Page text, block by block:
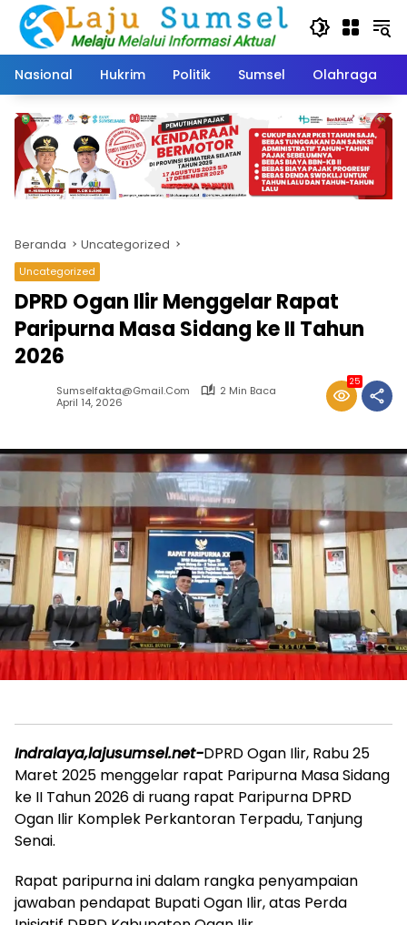
Langsung
konten
Nasional
Hukrim Politik Sumsel Olahraga
Beranda Uncategorized
Uncategorized
DPRD Ogan Ilir Menggelar Rapat
Paripurna Masa Sidang ke II Tahun
2026
Sumselfakta@gmail.com
2 Min Baca
April 14, 2026
25
Indralaya,lajusumsel.net-DPRD Ogan Ilir, Rabu 25
Maret 2025 menggelar rapat Paripurna Masa Sidang
ke II Tahun 2026 di ruang rapat Paripurna DPRD
Ogan Ilir Komplek Perkantoran Terpadu, Tanjung
Senai.
Rapat paripurna ini dalam rangka penyampaian
jawaban pendapat Bupati Ogan Ilir, atas Perda